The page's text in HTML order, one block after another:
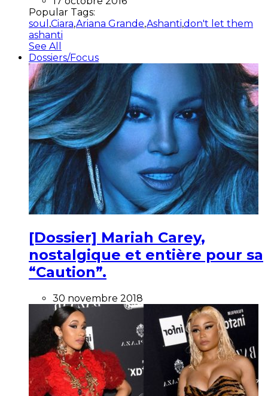
Popular Tags:
soul ,Ciara,Ariana Grande,Ashanti,don't let them
ashanti
See All
Dossiers/Focus
[Dossier] Mariah Carey,
nostalgique et entière pour sa
“Caution”.
30 novembre 2018